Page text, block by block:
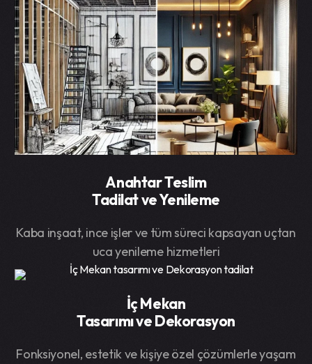
Anahtar Teslim
Tadilat ve Yenileme
Kaba inşaat, ince işler ve tüm süreci kapsayan uçtan
uca yenileme hizmetleri
İç Mekan
Tasarımı ve Dekorasyon
Fonksiyonel, estetik ve kişiye özel çözümlerle yaşam